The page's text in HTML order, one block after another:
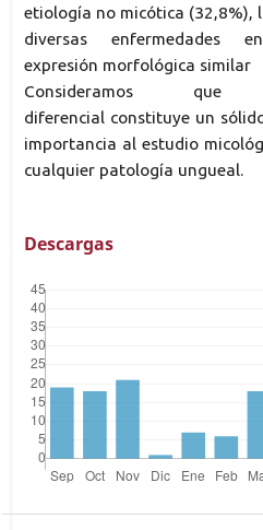
etiología no micótica (32,8%),
diversas enfermedades
expresión morfológica similar
Consideramos
diferencial constituye un
importancia al estudio
cualquier patología ungueal.
Descargas